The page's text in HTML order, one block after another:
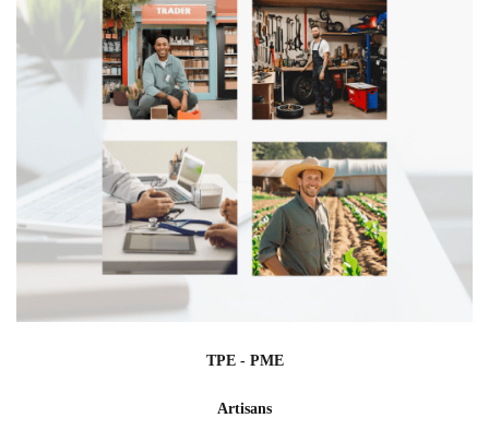
TPE - PME
Artisans